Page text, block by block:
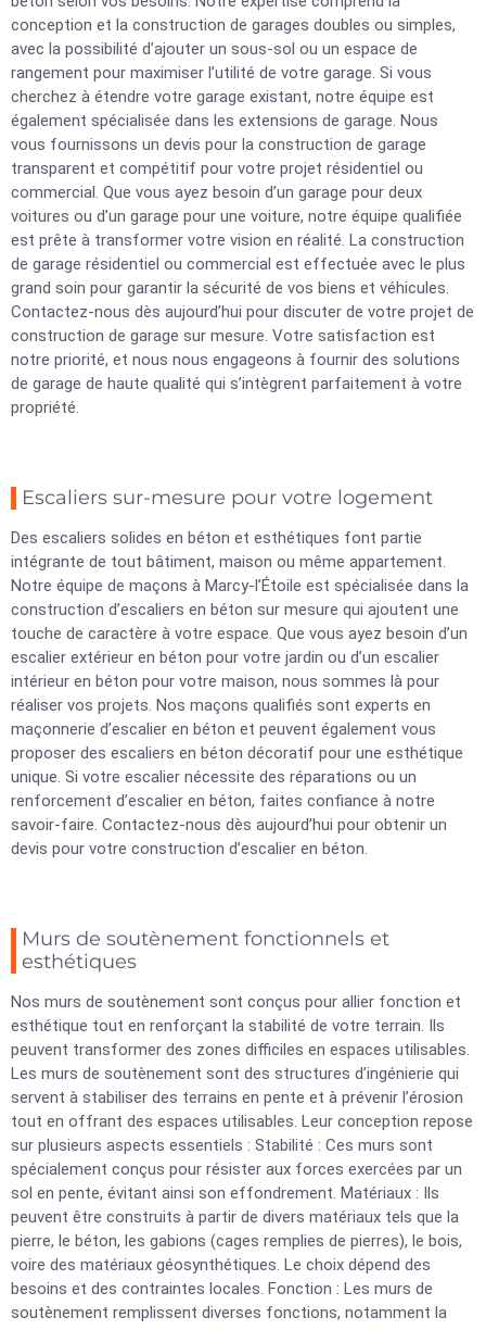
conception et la construction de garages doubles ou simples,
avec la possibilité d’ajouter un sous-sol ou un espace de
rangement pour maximiser l’utilité de votre garage. Si vous
cherchez à étendre votre garage existant, notre équipe est
également spécialisée dans les extensions de garage. Nous
vous fournissons un devis pour la construction de garage
transparent et compétitif pour votre projet résidentiel ou
commercial. Que vous ayez besoin d’un garage pour deux
voitures ou d’un garage pour une voiture, notre équipe qualifiée
est prête à transformer votre vision en réalité. La construction
de garage résidentiel ou commercial est effectuée avec le plus
grand soin pour garantir la sécurité de vos biens et véhicules.
Contactez-nous dès aujourd’hui pour discuter de votre projet de
construction de garage sur mesure. Votre satisfaction est
notre priorité, et nous nous engageons à fournir des solutions
de garage de haute qualité qui s’intègrent parfaitement à votre
propriété.
Escaliers sur-mesure pour votre logement
Des escaliers solides en béton et esthétiques font partie
intégrante de tout bâtiment, maison ou même appartement.
Notre équipe de maçons à Marcy-l’Étoile est spécialisée dans la
construction d’escaliers en béton sur mesure qui ajoutent une
touche de caractère à votre espace. Que vous ayez besoin d’un
escalier extérieur en béton pour votre jardin ou d’un escalier
intérieur en béton pour votre maison, nous sommes là pour
réaliser vos projets. Nos maçons qualifiés sont experts en
maçonnerie d’escalier en béton et peuvent également vous
proposer des escaliers en béton décoratif pour une esthétique
unique. Si votre escalier nécessite des réparations ou un
renforcement d’escalier en béton, faites confiance à notre
savoir-faire. Contactez-nous dès aujourd’hui pour obtenir un
devis pour votre construction d’escalier en béton.
Murs de soutènement fonctionnels et
esthétiques
Nos murs de soutènement sont conçus pour allier fonction et
esthétique tout en renforçant la stabilité de votre terrain. Ils
peuvent transformer des zones difficiles en espaces utilisables.
Les murs de soutènement sont des structures d’ingénierie qui
servent à stabiliser des terrains en pente et à prévenir l’érosion
tout en offrant des espaces utilisables. Leur conception repose
sur plusieurs aspects essentiels : Stabilité : Ces murs sont
spécialement conçus pour résister aux forces exercées par un
sol en pente, évitant ainsi son effondrement. Matériaux : Ils
peuvent être construits à partir de divers matériaux tels que la
pierre, le béton, les gabions (cages remplies de pierres), le bois,
voire des matériaux géosynthétiques. Le choix dépend des
besoins et des contraintes locales. Fonction : Les murs de
soutènement remplissent diverses fonctions, notamment la